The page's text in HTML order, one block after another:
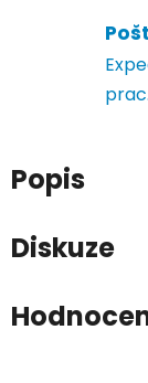
Popis
Diskuze